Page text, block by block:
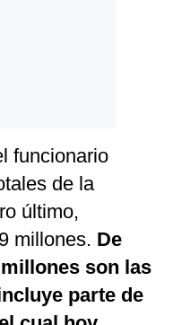
funcionario
de la
último,
millones. De
son las
parte de